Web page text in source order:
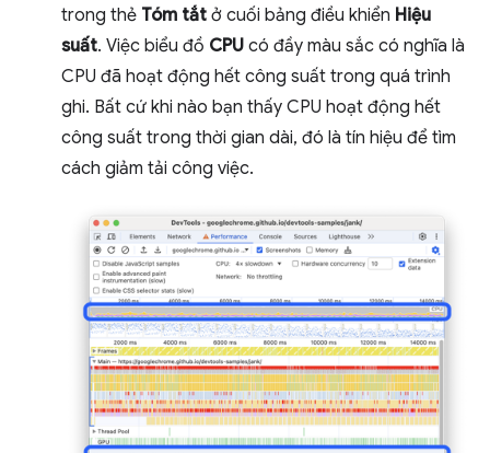
trong thẻ Tóm tắt ở cuối bảng điều khiển Hiệu
suất. Việc biểu đồ CPU có đầy màu sắc có nghĩa là
CPU đã hoạt động hết công suất trong quá trình
ghi. Bất cứ khi nào bạn thấy CPU hoạt động hết
công suất trong thời gian dài, đó là tín hiệu để tìm
cách giảm tải công việc.